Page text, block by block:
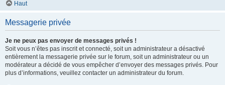
Haut
Messagerie privée
Je ne peux pas envoyer de messages privés !
Soit vous n’êtes pas inscrit et connecté, soit un administrateur a désactivé
entièrement la messagerie privée sur le forum, soit un administrateur ou un
modérateur a décidé de vous empêcher d’envoyer des messages privés. Pour
plus d’informations, veuillez contacter un administrateur du forum.